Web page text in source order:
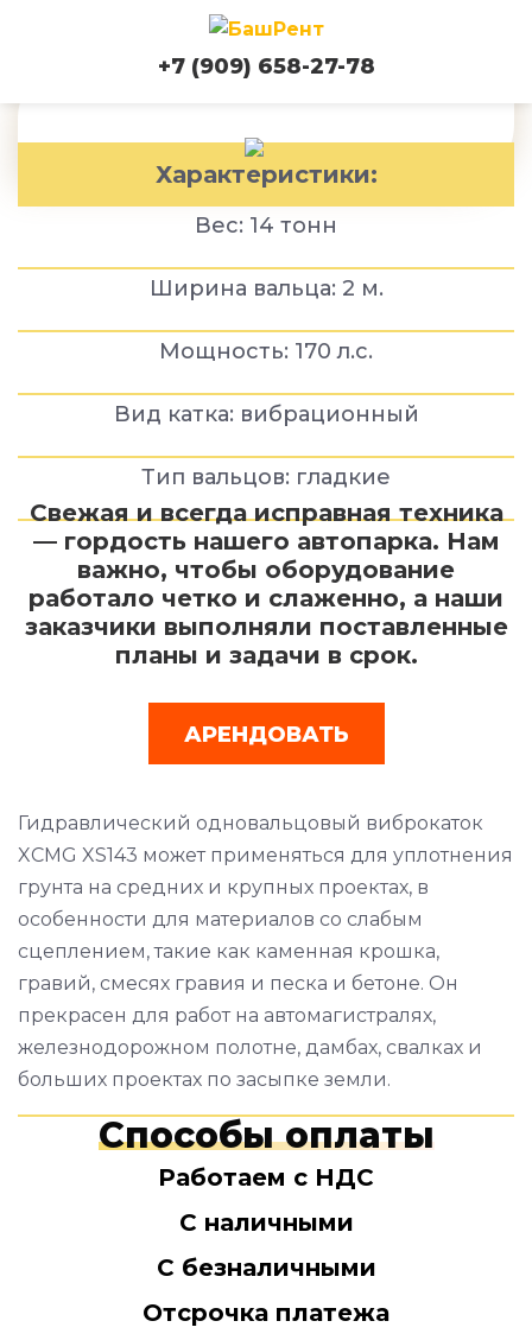
+7 (909) 658-27-78
Каток XCMG XS143 14ТН
Характеристики:
Вес: 14 тонн
Ширина вальца: 2 м.
Мощность: 170 л.с.
Вид катка: вибрационный
Тип вальцов: гладкие
Свежая и всегда исправная техника
— гордость нашего автопарка. Нам
важно, чтобы оборудование
работало четко и слаженно, а наши
заказчики выполняли поставленные
планы и задачи в срок.
АРЕНДОВАТЬ
Гидравлический одновальцовый виброкаток
XCMG XS143 может применяться для уплотнения
грунта на средних и крупных проектах, в
особенности для материалов со слабым
сцеплением, такие как каменная крошка,
гравий, смесях гравия и песка и бетоне. Он
прекрасен для работ на автомагистралях,
железнодорожном полотне, дамбах, свалках и
больших проектах по засыпке земли.
Способы оплаты
Работаем с НДС
С наличными
С безналичными
Отсрочка платежа